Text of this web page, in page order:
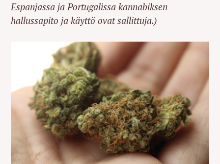
Espanjassa ja Portugalissa kannabiksen
hallussapito ja käyttö ovat sallittuja.)